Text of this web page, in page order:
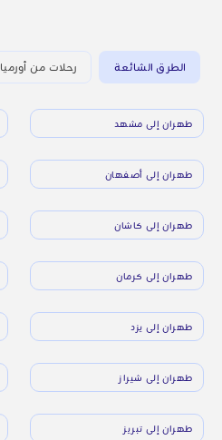
الطرق الشائعة رحلات من أورميا
طهران إلى مشهد
طهران إلى أصفهان
طهران إلى كاشان
طهران إلى كرمان
طهران إلى يزد
طهران إلى شيراز
طهران إلى تبريز